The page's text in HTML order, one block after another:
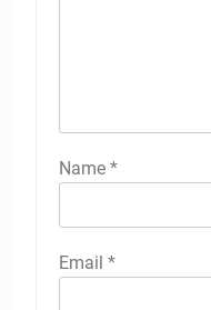
Name *
Email *